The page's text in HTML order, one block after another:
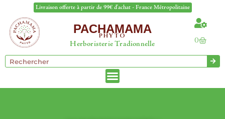
Livraison offerte à partir de 99€ d'achat - France Métropolitaine
PACHAMAMA
PHYTO
Herboristerie Tradionnelle 0